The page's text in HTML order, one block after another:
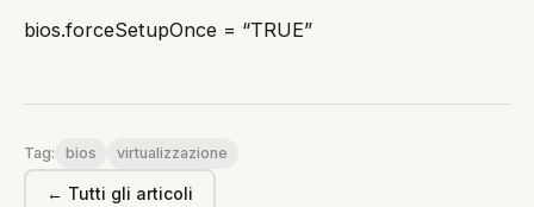
bios.forceSetupOnce = “TRUE”
Tag: bios virtualizzazione
← Tutti gli articoli